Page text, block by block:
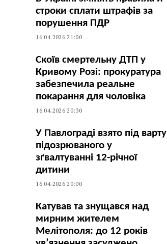
строки сплати штрафів за
порушення ПДР
16.04.2026 21:00
Скоїв смертельну ДТП у
Кривому Розі: прокуратура
забезпечила реальне
покарання для чоловіка
16.04.2026 20:30
У Павлограді взято під варту
підозрюваного у
зґвалтуванні 12-річної
дитини
16.04.2026 20:00
Катував та знущався над
мирним жителем
Мелітополя: до 12 років